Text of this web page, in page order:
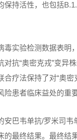
持活性，也包括
毒实验检测数据表明
对抗“奥密克戎”变异
合疗法保持了对“奥
险患者临床益处的重
安巴韦单抗/罗米司
的最终结果。最终结